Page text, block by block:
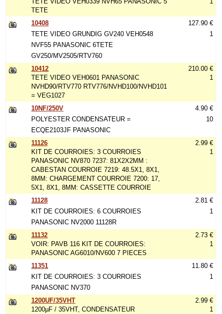
TETE
10408
TETE VIDEO GRUNDIG GV240 VEH0548
NVF55 PANASONIC 6TETE
GV250/MV2505/RTV760
127.90 €
1
10412
TETE VIDEO VEH0601 PANASONIC
NVHD90/RTV770 RTV776/NVHD100/NVHD101
= VEG1027
210.00 €
1
10NF/250V
POLYESTER CONDENSATEUR =
ECQE2103JF PANASONIC
4.90 €
10
11126
KIT DE COURROIES: 3 COURROIES
PANASONIC NV870 7237: 81X2X2MM :
CABESTAN COURROIE 7219: 48.5X1, 8X1,
8MM: CHARGEMENT COURROIE 7200: 17,
5X1, 8X1, 8MM: CASSETTE COURROIE
2.99 €
1
11128
KIT DE COURROIES: 6 COURROIES
PANASONIC NV2000 11128R
2.81 €
1
11132
VOIR: PAVB 116 KIT DE COURROIES:
PANASONIC AG6010/NV600 7 PIECES
2.73 €
1
11351
KIT DE COURROIES: 3 COURROIES
PANASONIC NV370
11.80 €
1
1200UF/35VHT
1200µF / 35VHT, CONDENSATEUR
2.99 €
1